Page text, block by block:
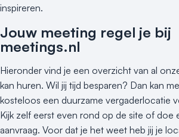
inspireren.
Jouw meeting regel je bij
meetings.nl
Hieronder vind je een overzicht van al
kan huren. Wil jij tijd besparen? Dan kan
kosteloos een duurzame vergaderlocatie
Kijk zelf eerst even rond op de site of doe
aanvraag. Voor dat je het weet heb jij je